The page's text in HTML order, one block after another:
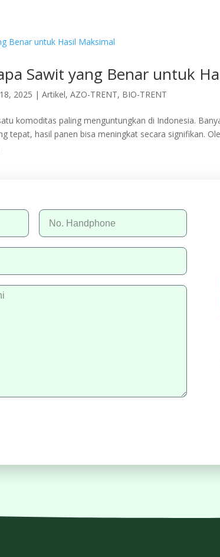
Sawit yang Benar untuk
2025 |Artikel,AZO-TRENT, BIO-TRENT
komoditas paling menguntungkan di Indonesia.
tepat, hasil panen bisa meningkat secara signifikan.